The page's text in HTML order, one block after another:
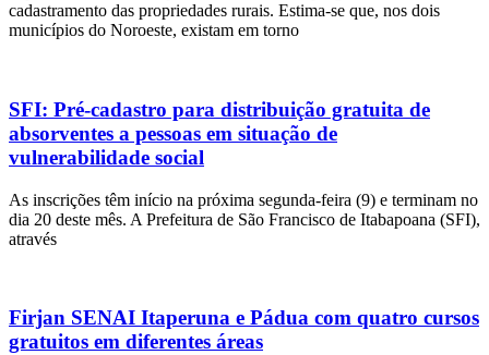
cadastramento das propriedades rurais. Estima-se que, nos dois
municípios do Noroeste, existam em torno
SFI: Pré-cadastro para distribuição gratuita de
absorventes a pessoas em situação de
vulnerabilidade social
As inscrições têm início na próxima segunda-feira (9) e terminam no
dia 20 deste mês. A Prefeitura de São Francisco de Itabapoana (SFI),
através
Firjan SENAI Itaperuna e Pádua com quatro cursos
gratuitos em diferentes áreas